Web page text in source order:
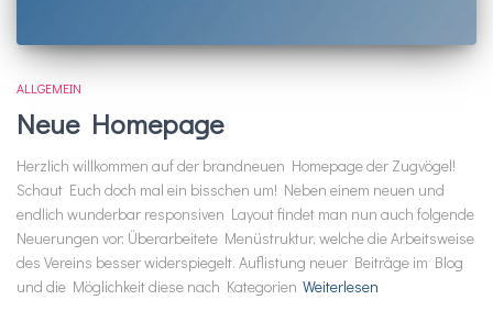
ALLGEMEIN
Neue Homepage
Herzlich willkommen auf der brandneuen Homepage der Zugvögel!
Schaut Euch doch mal ein bisschen um! Neben einem neuen und
endlich wunderbar responsiven Layout findet man nun auch folgende
Neuerungen vor: Überarbeitete Menüstruktur, welche die Arbeitsweise
des Vereins besser widerspiegelt. Auflistung neuer Beiträge im Blog
und die Möglichkeit diese nach Kategorien Weiterlesen